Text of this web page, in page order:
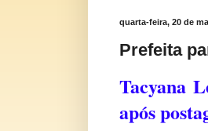
quarta-feira, 20 de
Prefeita
Tacyana
após